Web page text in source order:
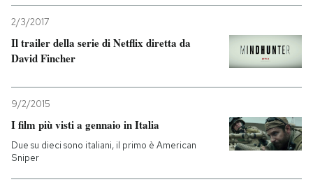
SHOP
CALENDARIO
AREA PERSONALE
2/3/2017
Il trailer della serie di Netflix diretta da
David Fincher
9/2/2015
I film più visti a gennaio in Italia
Due su dieci sono italiani, il primo è American
Sniper